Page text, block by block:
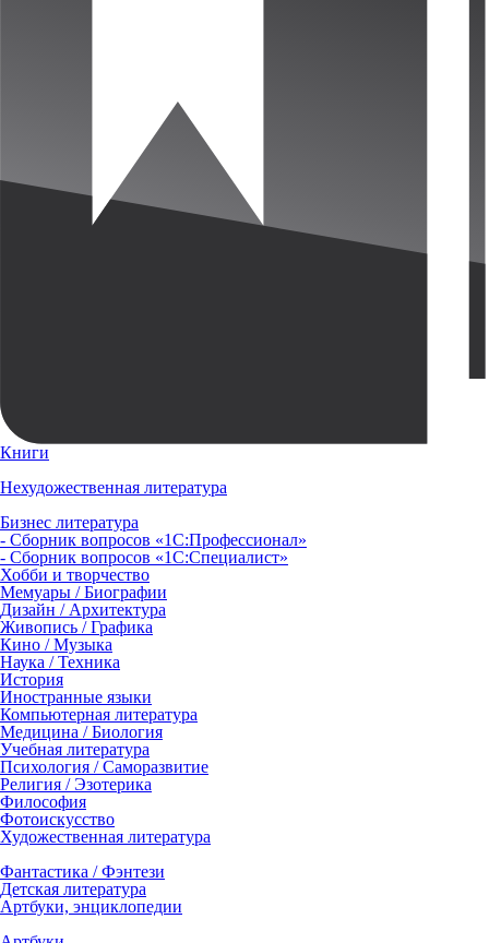
Книги
Нехудожественная литература
Бизнес литература
- Сборник вопросов «1С:Профессионал»
- Сборник вопросов «1С:Специалист»
Хобби и творчество
Мемуары / Биографии
Дизайн / Архитектура
Живопись / Графика
Кино / Музыка
Наука / Техника
История
Иностранные языки
Компьютерная литература
Медицина / Биология
Учебная литература
Психология / Саморазвитие
Религия / Эзотерика
Философия
Фотоискусство
Художественная литература
Фантастика / Фэнтези
Детская литература
Артбуки, энциклопедии